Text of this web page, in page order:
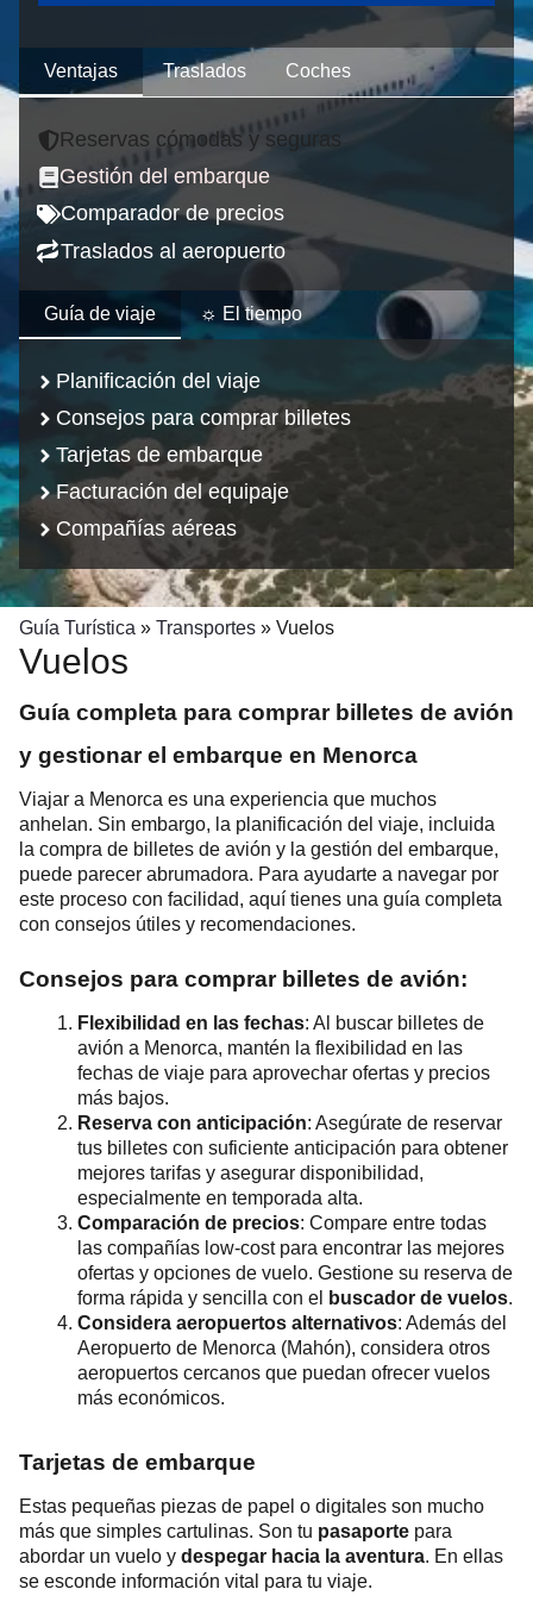
Ventajas Traslados Coches
Reservas cómodas y seguras
Gestión del embarque
Comparador de precios
Traslados al aeropuerto
Guía de viaje ☼ El tiempo
P lanificación del viaje
Consejos para comprar billetes
Tarjetas de embarque
Facturación del equipaje
Compañías aéreas
Guía Turística » Transportes » Vuelos
Vuelos
Guía completa para comprar billetes de avión
y gestionar el embarque en Menorca
Viajar a Menorca es una experiencia que muchos
anhelan. Sin embargo, la planificación del viaje, incluida
la compra de billetes de avión y la gestión del embarque,
puede parecer abrumadora. Para ayudarte a navegar por
este proceso con facilidad, aquí tienes una guía completa
con consejos útiles y recomendaciones.
Consejos para comprar billetes de avión:
Flexibilidad en las fechas: Al buscar billetes de
avión a Menorca, mantén la flexibilidad en las
fechas de viaje para aprovechar ofertas y precios
más bajos.
Reserva con anticipación: Asegúrate de reservar
tus billetes con suficiente anticipación para obtener
mejores tarifas y asegurar disponibilidad,
especialmente en temporada alta.
Comparación de precios: Compare entre todas
las compañías low-cost para encontrar las mejores
ofertas y opciones de vuelo. Gestione su reserva de
forma rápida y sencilla con el buscador de vuelos.
Considera aeropuertos alternativos: Además del
Aeropuerto de Menorca (Mahón), considera otros
aeropuertos cercanos que puedan ofrecer vuelos
más económicos.
Tarjetas de embarque
Estas pequeñas piezas de papel o digitales son mucho
más que simples cartulinas. Son tu pasaporte para
abordar un vuelo y despegar hacia la aventura. En ellas
se esconde información vital para tu viaje.